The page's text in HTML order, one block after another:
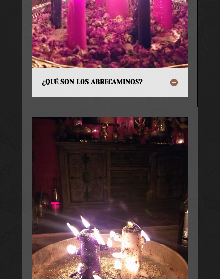
¿QUÉ SON LOS ABRECAMINOS?